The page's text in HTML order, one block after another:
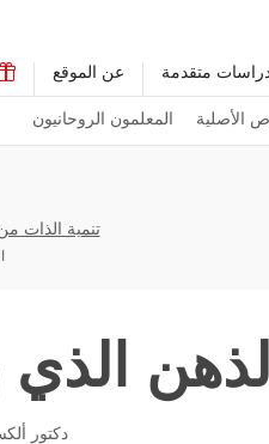
الأصلية المعلمون الروحانيون
متقدمة عن الموقع
تنمية الذات
الذهن الذي
دكتور